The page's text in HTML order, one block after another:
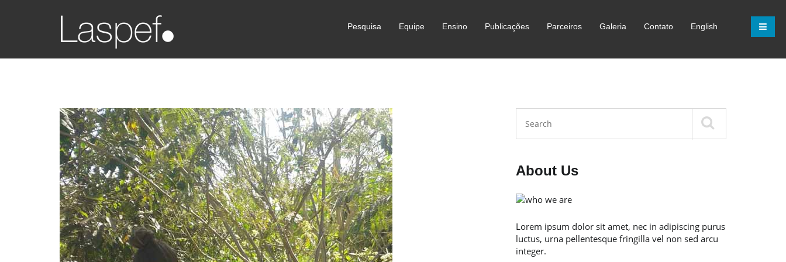
Pesquisa Equipe Ensino Publicações Parceiros Galeria Contato English
About Us
Lorem ipsum dolor sit amet, nec in adipiscing purus
luctus, urna pellentesque fringilla vel non sed arcu
integer.